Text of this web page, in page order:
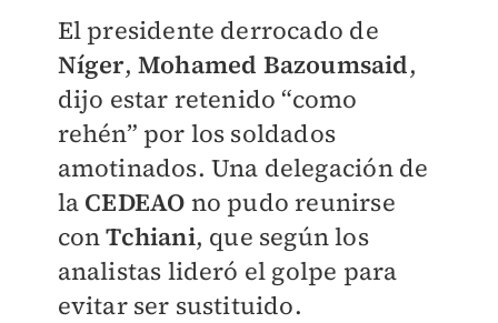
El presidente derrocado de
Níger, Mohamed Bazoumsaid,
dijo estar retenido “como
rehén” por los soldados
amotinados. Una delegación de
la CEDEAO no pudo reunirse
conTchiani, que según los
analistas lideró el golpe para
evitar ser sustituido.